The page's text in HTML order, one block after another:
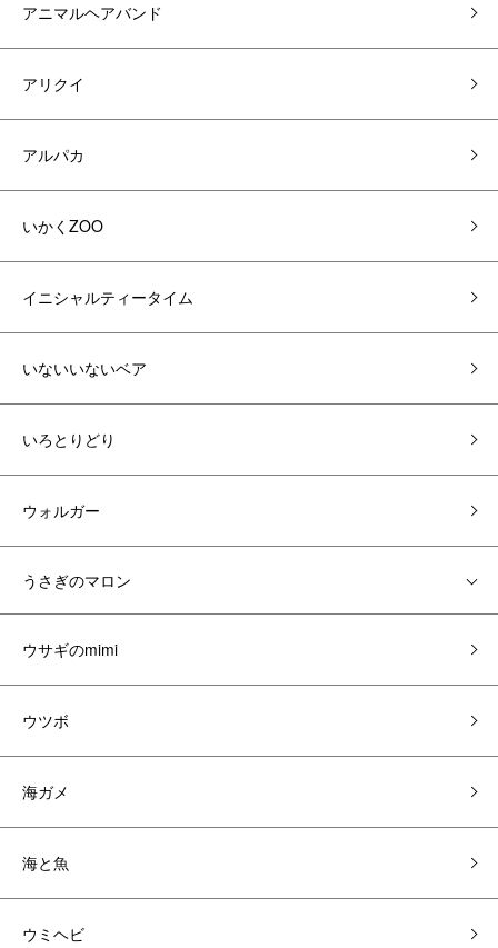
アニマルヘアバンド
アリクイ
アルパカ
いかくZOO
イニシャルティータイム
いないいないベア
いろとりどり
ウォルガー
うさぎのマロン
ウサギのmimi
ウツボ
海ガメ
海と魚
ウミヘビ